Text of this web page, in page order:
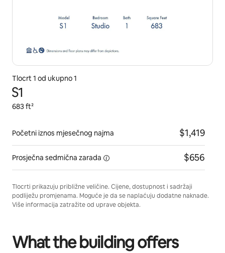
Tlocrt 1 od ukupno 1
S1
683 ft²
Početni iznos mjesečnog najma $1,419
Prosječna sedmična zarada $656
Tlocrti prikazuju približne veličine. Cijene, dostupnost i sadržaji
podliježu promjenama. Moguće je da se naplaćuju dodatne naknade.
Više informacija zatražite od uprave objekta.
What the building offers